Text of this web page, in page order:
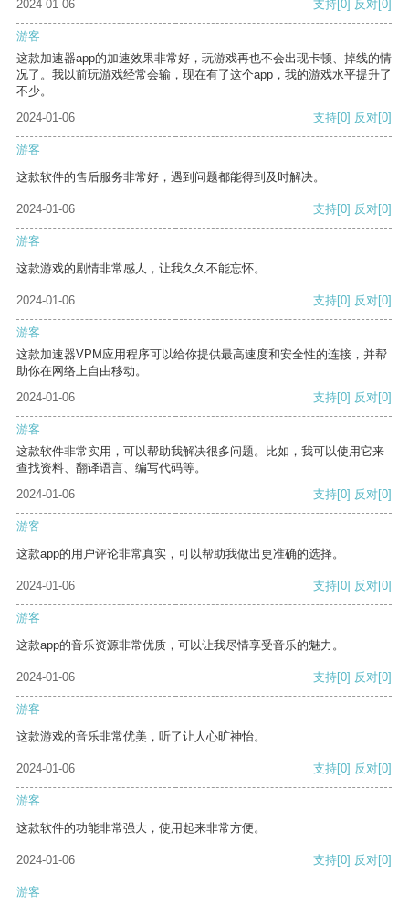
2024-01-06 支持 [0] 反对 [0]
游客
这款加速器app的加速效果非常好，玩游戏再也不会出现卡顿、掉线的情
况了。我以前玩游戏经常会输，现在有了这个app，我的游戏水平提升了
不少。
2024-01-06
支持[0] 反对[0]
游客
这款软件的售后服务非常好，遇到问题都能得到及时解决。
2024-01-06 支持[0] 反对[0]
游客
这款游戏的剧情非常感人，让我久久不能忘怀。
2024-01-06 支持[0] 反对[0]
游客
这款加速器VPM应用程序可以给你提供最高速度和安全性的连接，并帮
助你在网络上自由移动。
2024-01-06
支持[0] 反对[0]
游客
这款软件非常实用，可以帮助我解决很多问题。比如，我可以使用它来
查找资料、翻译语言、编写代码等。
2024-01-06
支持[0] 反对[0]
游客
这款app的用户评论非常真实，可以帮助我做出更准确的选择。
2024-01-06 支持[0] 反对[0]
游客
这款app的音乐资源非常优质，可以让我尽情享受音乐的魅力。
2024-01-06 支持[0] 反对[0]
游客
这款游戏的音乐非常优美，听了让人心旷神怡。
2024-01-06 支持[0] 反对[0]
游客
这款软件的功能非常强大，使用起来非常方便。
2024-01-06 支持[0] 反对[0]
游客